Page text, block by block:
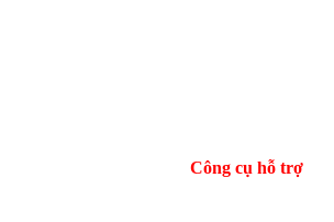
Công cụ hỗ trợ